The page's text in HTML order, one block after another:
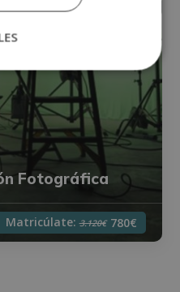
Fotográfica
Matricúlate:3.120€ 780€